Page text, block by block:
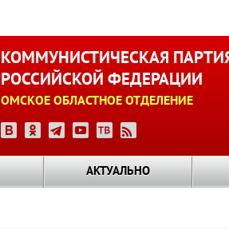
КОММУНИСТИЧЕСКАЯ
РОССИЙСКОЙ ФЕДЕРАЦИИ
ОМСКОЕ ОБЛАСТНОЕ ОТДЕЛЕНИЕ
АКТУАЛЬНО